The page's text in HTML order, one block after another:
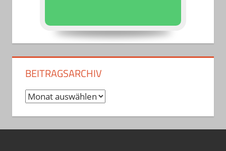
BEITRAGSARCHIV
Beitragsarchiv